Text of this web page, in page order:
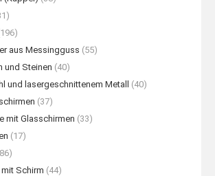
aus Messingguss (55)
und Steinen (40)
und lasergeschnittenem Metall
(40)
(37)
mit Glasschirmen (33)
(17)
Schirm (44)